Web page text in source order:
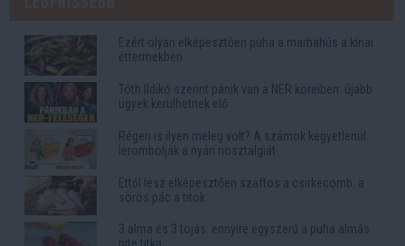
Ezért olyan elképesztően puha a marhahús a kínai
éttermekben
Tóth Ildikó szerint pánik van a NER köreiben: újabb
ügyek kerülhetnek elő
Régen is ilyen meleg volt? A számok kegyetlenül
lerombolják a nyári nosztalgiát
Ettől lesz elképesztően szaftos a csirkecomb: a
sörös pác a titok
3 alma és 3 tojás: ennyire egyszerű a puha almás